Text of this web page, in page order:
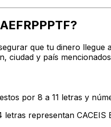
que tu dinero
ciudad y país
por 8 a 11 letras y
letras representan CACEIS